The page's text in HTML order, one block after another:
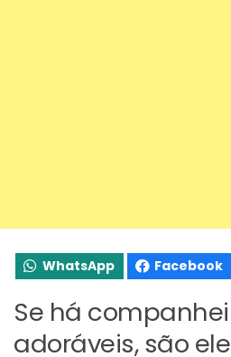
WhatsApp Facebook
Se há
adoráveis, são